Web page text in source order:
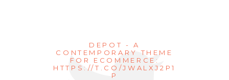
DEPOT - A
CONTEMPORARY THEME
FOR ECOMMERCE:
HTTPS://T.CO/JWALXJ2P1
P